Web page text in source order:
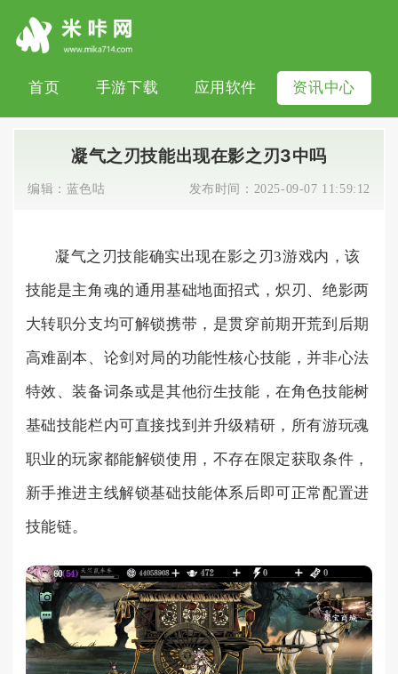
首页 手游下载 应用软件 资讯中心
凝气之刃技能出现在影之刃3中吗
编辑： 蓝色咕 发布时间： 2025-09-07 11:59:12
凝气之刃技能确实出现在影之刃3游戏内，该
技能是主角魂的通用基础地面招式，炽刃、绝影两
大转职分支均可解锁携带，是贯穿前期开荒到后期
高难副本、论剑对局的功能性核心技能，并非心法
特效、装备词条或是其他衍生技能，在角色技能树
基础技能栏内可直接找到并升级精研，所有游玩魂
职业的玩家都能解锁使用，不存在限定获取条件，
新手推进主线解锁基础技能体系后即可正常配置进
技能链。